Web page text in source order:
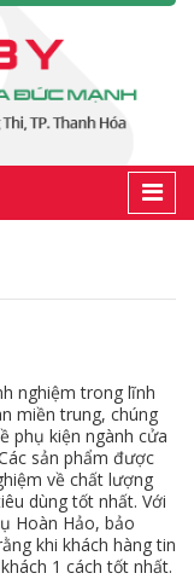
nghiệm trong lĩnh
miền trung, chúng
phụ kiện ngành cửa
sản phẩm được
về chất lượng
dùng tốt nhất. Với
Hoàn Hảo, bảo
khi khách hàng tin
1 cách tốt nhất.